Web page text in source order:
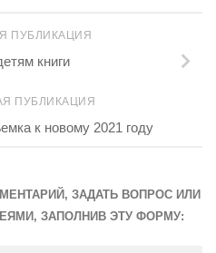
ПУБЛИКАЦИЯ
книги
ПУБЛИКАЦИЯ
к новому 2021 году
ЗАДАТЬ ВОПРОС ИЛИ
ЗАПОЛНИВ ЭТУ ФОРМУ: